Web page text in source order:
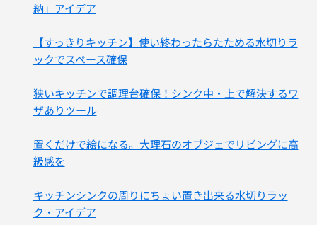
納」アイデア
【すっきりキッチン】使い終わったらたためる水切りラ
ックでスペース確保
狭いキッチンで調理台確保！シンク中・上で解決するワ
ザありツール
置くだけで絵になる。大理石のオブジェでリビングに高
級感を
キッチンシンクの周りにちょい置き出来る水切りラッ
ク・アイデア